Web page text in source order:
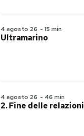
4 agosto 26 - 15 min
Ultramarino
4 agosto 26 - 46 min
2. Fine delle relazioni